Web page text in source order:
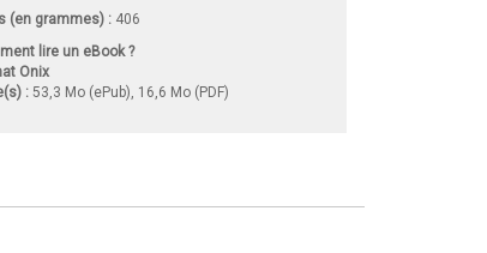
(en grammes) : 406
lire un eBook ?
Onix
: 53,3 Mo (ePub), 16,6 Mo (PDF)